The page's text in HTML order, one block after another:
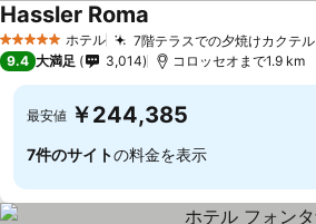
5 ホテルのランク
ホテル 7階テラスでの夕焼けカクテル
Hassler Roma
9.4 大満足 3,014 コロッセオまで1.9 km
最安値 ￥244,385
7件のサイトの料金を表示